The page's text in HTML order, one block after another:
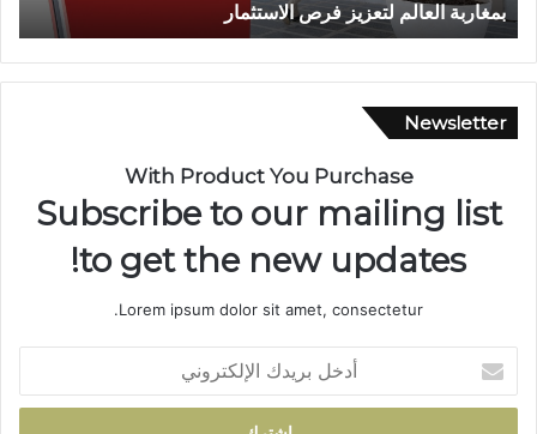
ر
ط
ع
ن
ل
س
ا
أ
ب
تازة.. ومطالب بتعزيز الأمن
Newsletter
With Product You Purchase
Subscribe to our mailing list
to get the new updates!
Lorem ipsum dolor sit amet, consectetur.
خ